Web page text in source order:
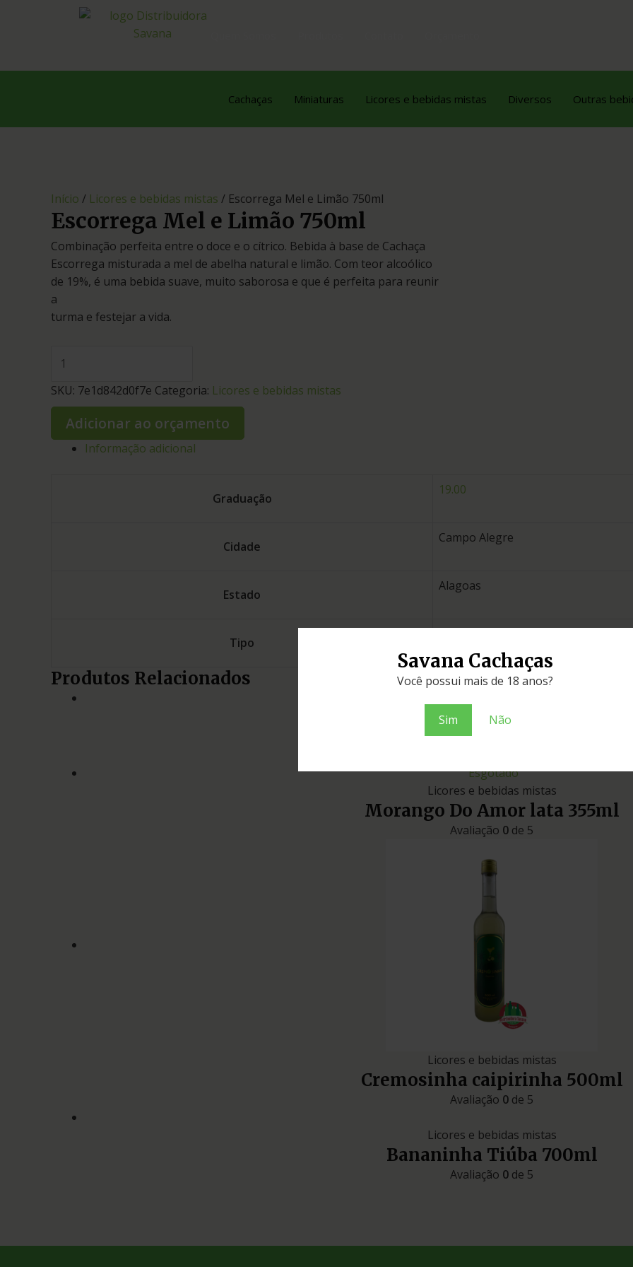
Savana Cachaças
Você possui mais de 18 anos?
Sim Não
Cachaças Miniaturas Licores e bebidas mistas Diversos Outras
Início / Licores e bebidas mistas / Escorrega Mel e Limão 750ml
Escorrega Mel e Limão 750ml
Combinação perfeita entre o doce e o cítrico. Bebida à base de Cachaça
Escorrega misturada a mel de abelha natural e limão. Com teor alcoólico
de 19%, é uma bebida suave, muito saborosa e que é perfeita para reunir
a
turma e festejar a vida.
SKU: 7e1d842d0f7e Categoria: Licores e bebidas mistas
Adicionar ao orçamento
Informação adicional
Graduação
19.00
Cidade
Campo Alegre
Estado
Alagoas
Tipo
Produtos Relacionados
Licores e bebidas mistas
Salinas Lemongin limão e gengibre
Esgotado
Licores e bebidas mistas
Morango Do Amor lata 355ml
Avaliação 0 de 5
Licores e bebidas mistas
Cremosinha caipirinha 500ml
Avaliação 0 de 5
Licores e bebidas mistas
Bananinha Tiúba 700ml
Avaliação 0 de 5